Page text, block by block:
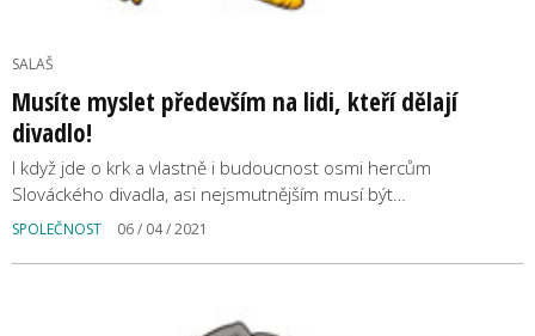
SALAŠ
Musíte myslet především na lidi, kteří dělají
divadlo!
I když jde o krk a vlastně i budoucnost osmi hercům
Slováckého divadla, asi nejsmutnějším musí být…
SPOLEČNOST 06 / 04 / 2021